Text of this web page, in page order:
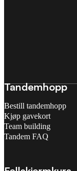
Tandemhopp
Bestill tandemhopp
Kjøp gavekort
Team building
Tandem FAQ